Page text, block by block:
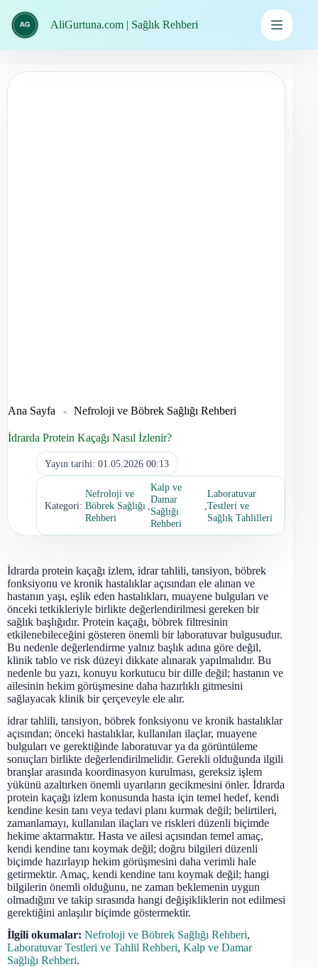
geç
AliGurtuna.com | Sağlık Rehberi
Ana Sayfa - Nefroloji ve Böbrek Sağlığı Rehberi
İdrarda Protein Kaçağı Nasıl İzlenir?
Yayın tarihi: 01.05.2026 00:13
Kategori:
Nefroloji ve
Böbrek Sağlığı
Rehberi
Kalp ve
Damar
Sağlığı
Rehberi
Laboratuvar
Testleri ve
Sağlık Tahlilleri
İdrarda protein kaçağı izlem, idrar tahlili, tansiyon, böbrek
fonksiyonu ve kronik hastalıklar açısından ele alınan ve
hastanın yaşı, eşlik eden hastalıkları, muayene bulguları ve
önceki tetkikleriyle birlikte değerlendirilmesi gereken bir
sağlık başlığıdır. Protein kaçağı, böbrek filtresinin
etkilenebileceğini gösteren önemli bir laboratuvar bulgusudur.
Bu nedenle değerlendirme yalnız başlık adına göre değil,
klinik tablo ve risk düzeyi dikkate alınarak yapılmalıdır. Bu
nedenle bu yazı, konuyu korkutucu bir dille değil; hastanın ve
ailesinin hekim görüşmesine daha hazırlıklı gitmesini
sağlayacak klinik bir çerçeveyle ele alır.
idrar tahlili, tansiyon, böbrek fonksiyonu ve kronik hastalıklar
açısından; önceki hastalıklar, kullanılan ilaçlar, muayene
bulguları ve gerektiğinde laboratuvar ya da görüntüleme
sonuçları birlikte değerlendirilmelidir. Gerekli olduğunda ilgili
branşlar arasında koordinasyon kurulması, gereksiz işlem
yükünü azaltırken önemli uyarıların gecikmesini önler. İdrarda
protein kaçağı izlem konusunda hasta için temel hedef, kendi
kendine kesin tanı veya tedavi planı kurmak değil; belirtileri,
zamanlamayı, kullanılan ilaçları ve riskleri düzenli biçimde
hekime aktarmaktır. Hasta ve ailesi açısından temel amaç,
kendi kendine tanı koymak değil; doğru bilgileri düzenli
biçimde hazırlayıp hekim görüşmesini daha verimli hale
getirmektir. Amaç, kendi kendine tanı koymak değil; hangi
bilgilerin önemli olduğunu, ne zaman beklemenin uygun
olmadığını ve takip sırasında hangi değişikliklerin not edilmesi
gerektiğini anlaşılır biçimde göstermektir.
İlgili okumalar: Nefroloji ve Böbrek Sağlığı Rehberi,
Laboratuvar Testleri ve Tahlil Rehberi, Kalp ve Damar
Sağlığı Rehberi.